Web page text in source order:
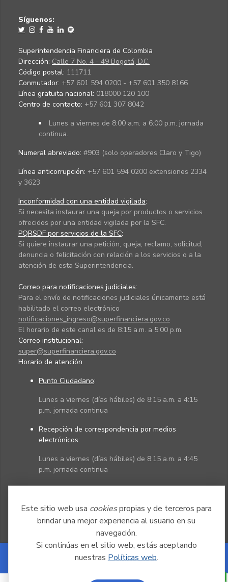
Este sitio web usa cookiespropias y de terceros para
brindar una mejor experiencia al usuario en su
navegación.
Si continúas en el sitio web, estás aceptando
nuestras Políticas web.
Síguenos:
Superintendencia Financiera de Colombia
Dirección: Calle 7 No. 4 - 49 Bogotá, D.C.
Código postal: 111711
Conmutador: +57 601 594 0200 - +57 601 350 8166
Línea gratuita nacional: 018000 120 100
Centro de contacto: +57 601 307 8042
Lunes a viernes de 8:00 a.m. a 6:00 p.m. jornada
continua.
Numeral abreviado: #903 (solo operadores Claro y Tigo)
Línea anticorrupción: +57 601 594 0200 extensiones 2334
y 3623
Inconformidad con una entidad vigilada:
Si necesita instaurar una queja por productos o servicios
ofrecidos por una entidad vigilada por la SFC.
PQRSDF por servicios de la SFC:
Si quiere instaurar una petición, queja, reclamo, solicitud,
denuncia o felicitación con relación a los servicios o a la
atención de esta Superintendencia.
Correo para notificaciones judiciales:
Para el envío de notificaciones judiciales únicamente está
habilitado el correo electrónico
notificaciones_ingreso@superfinanciera.gov.co
El horario de este canal es de 8:15 a.m. a 5:00 p.m.
Correo institucional:
super@superfinanciera.gov.co
Horario de atención
Punto Ciudadano:
Lunes a viernes (días hábiles) de 8:15 a.m. a 4:15
p.m. jornada continua
Recepción de correspondencia por medios
electrónicos:
Lunes a viernes (días hábiles) de 8:15 a.m. a 4:45
p.m. jornada continua
Powered by Nexura